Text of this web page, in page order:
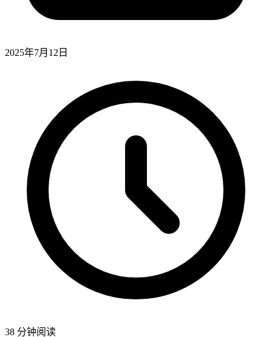
2025年7月12日
38 分钟阅读